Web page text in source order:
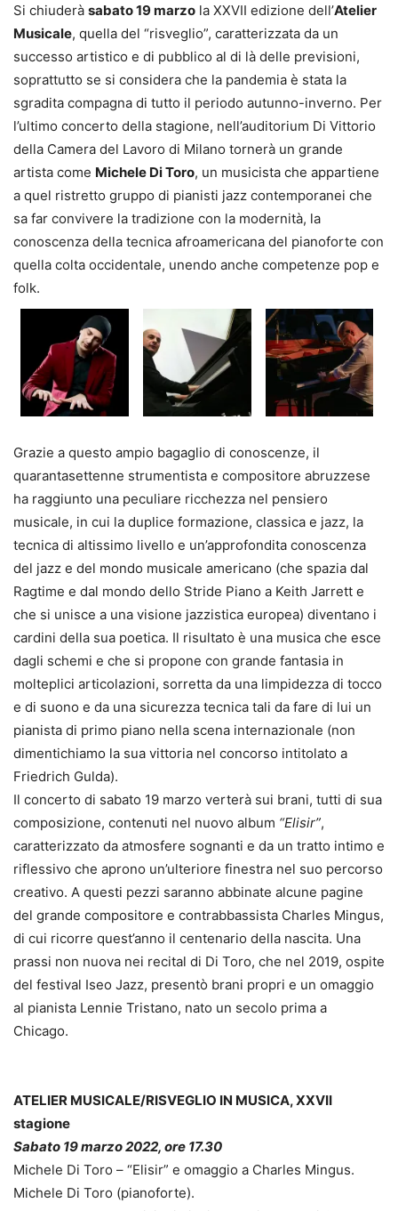
Si chiuderà sabato 19 marzo la XXVII edizione dell’Atelier
Musicale, quella del “risveglio”, caratterizzata da un
successo artistico e di pubblico al di là delle previsioni,
soprattutto se si considera che la pandemia è stata la
sgradita compagna di tutto il periodo autunno-inverno. Per
l’ultimo concerto della stagione, nell’auditorium Di Vittorio
della Camera del Lavoro di Milano tornerà un grande
artista come Michele Di Toro, un musicista che appartiene
a quel ristretto gruppo di pianisti jazz contemporanei che
sa far convivere la tradizione con la modernità, la
conoscenza della tecnica afroamericana del pianoforte con
quella colta occidentale, unendo anche competenze pop e
folk.
Grazie a questo ampio bagaglio di conoscenze, il
quarantasettenne strumentista e compositore abruzzese
ha raggiunto una peculiare ricchezza nel pensiero
musicale, in cui la duplice formazione, classica e jazz, la
tecnica di altissimo livello e un’approfondita conoscenza
del jazz e del mondo musicale americano (che spazia dal
Ragtime e dal mondo dello Stride Piano a Keith Jarrett e
che si unisce a una visione jazzistica europea) diventano i
cardini della sua poetica. Il risultato è una musica che esce
dagli schemi e che si propone con grande fantasia in
molteplici articolazioni, sorretta da una limpidezza di tocco
e di suono e da una sicurezza tecnica tali da fare di lui un
pianista di primo piano nella scena internazionale (non
dimentichiamo la sua vittoria nel concorso intitolato a
Friedrich Gulda).
Il concerto di sabato 19 marzo verterà sui brani, tutti di sua
composizione, contenuti nel nuovo album “Elisir”,
caratterizzato da atmosfere sognanti e da un tratto intimo e
riflessivo che aprono un’ulteriore finestra nel suo percorso
creativo. A questi pezzi saranno abbinate alcune pagine
del grande compositore e contrabbassista Charles Mingus,
di cui ricorre quest’anno il centenario della nascita. Una
prassi non nuova nei recital di Di Toro, che nel 2019, ospite
del festival Iseo Jazz, presentò brani propri e un omaggio
al pianista Lennie Tristano, nato un secolo prima a
Chicago.
ATELIER MUSICALE/RISVEGLIO IN MUSICA, XXVII
stagione
Sabato 19 marzo 2022, ore 17.30
Michele Di Toro – “Elisir” e omaggio a Charles Mingus.
Michele Di Toro (pianoforte).